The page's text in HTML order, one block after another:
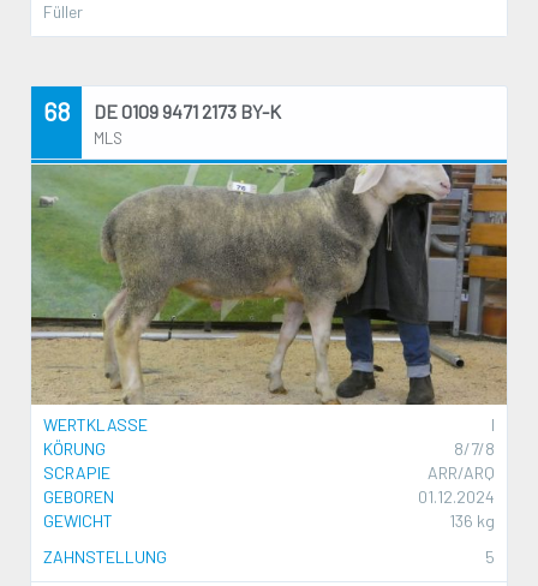
Füller
68 DE 0109 9471 2173 BY-K
MLS
WERTKLASSE
I
KÖRUNG
8/7/8
SCRAPIE
ARR/ARQ
GEBOREN
01.12.2024
GEWICHT
136 kg
ZAHNSTELLUNG
5